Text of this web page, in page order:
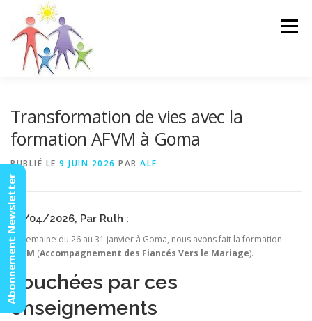
contenu
Menu
Transformation de vies avec la
formation AFVM à Goma
PUBLIÉ LE 9 JUIN 2026 PAR ALF
22/04/2026, Par Ruth :
La semaine du 26 au 31 janvier à Goma, nous avons fait la formation
AFVM (Accompagnement des Fiancés Vers le Mariage).
Touchées par ces
enseignements
Abonnement Newsletter